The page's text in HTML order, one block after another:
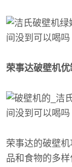
荣事达破壁机优
荣事达的破壁
品和食物的多